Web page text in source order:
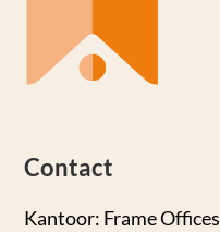
Contact
Kantoor: Frame Offices